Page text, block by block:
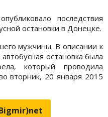
последствия
остановки в Донецке.
мужчины. В описании к
автобусная остановкабыла
который проводила
вторник, 20 января 2015